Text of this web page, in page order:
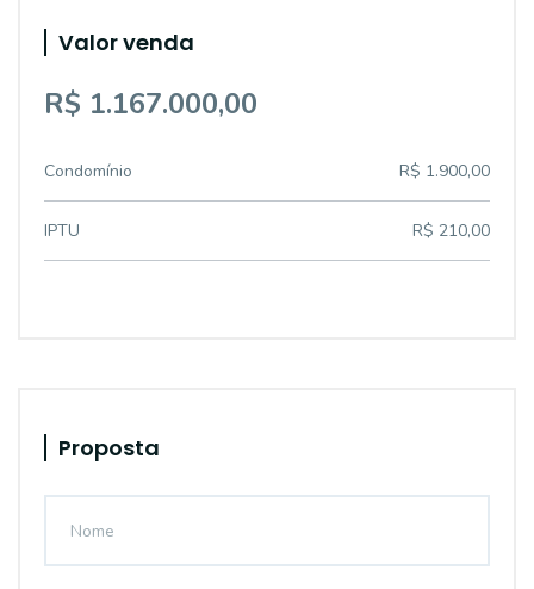
Valor venda
R$ 1.167.000,00
Condomínio R$ 1.900,00
IPTU R$ 210,00
Proposta